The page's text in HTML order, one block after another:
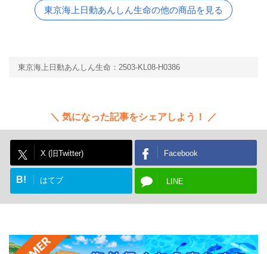
東京海上日動あんしん生命の他の商品を見る
東京海上日動あんしん生命：2503-KL08-H0386
気になった記事をシェアしよう！
X (旧Twitter) Facebook
B! はてブ LINE